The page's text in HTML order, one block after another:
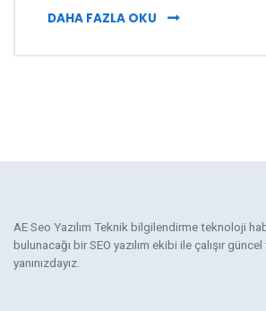
DAHA FAZLA OKU HAVSA WEB
AE Seo Yazılım Teknik bilgilendirme teknoloji
bulunacağı bir SEO yazılım ekibi ile çalışır
yanınızdayız.